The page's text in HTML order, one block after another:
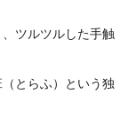
ツルツルした手触
とらふ）という独